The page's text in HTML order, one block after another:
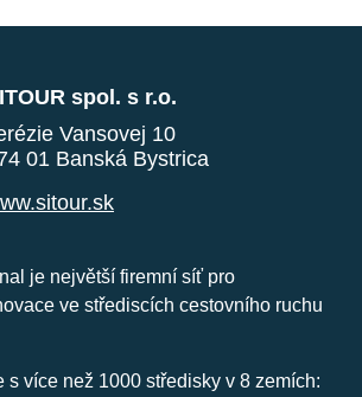
spol. s r.o.
Vansovej 10
01 Banská Bystrica
je největší firemní síť pro
ve střediscích cestovního ruchu
s více než 1000 středisky v 8 zemích: